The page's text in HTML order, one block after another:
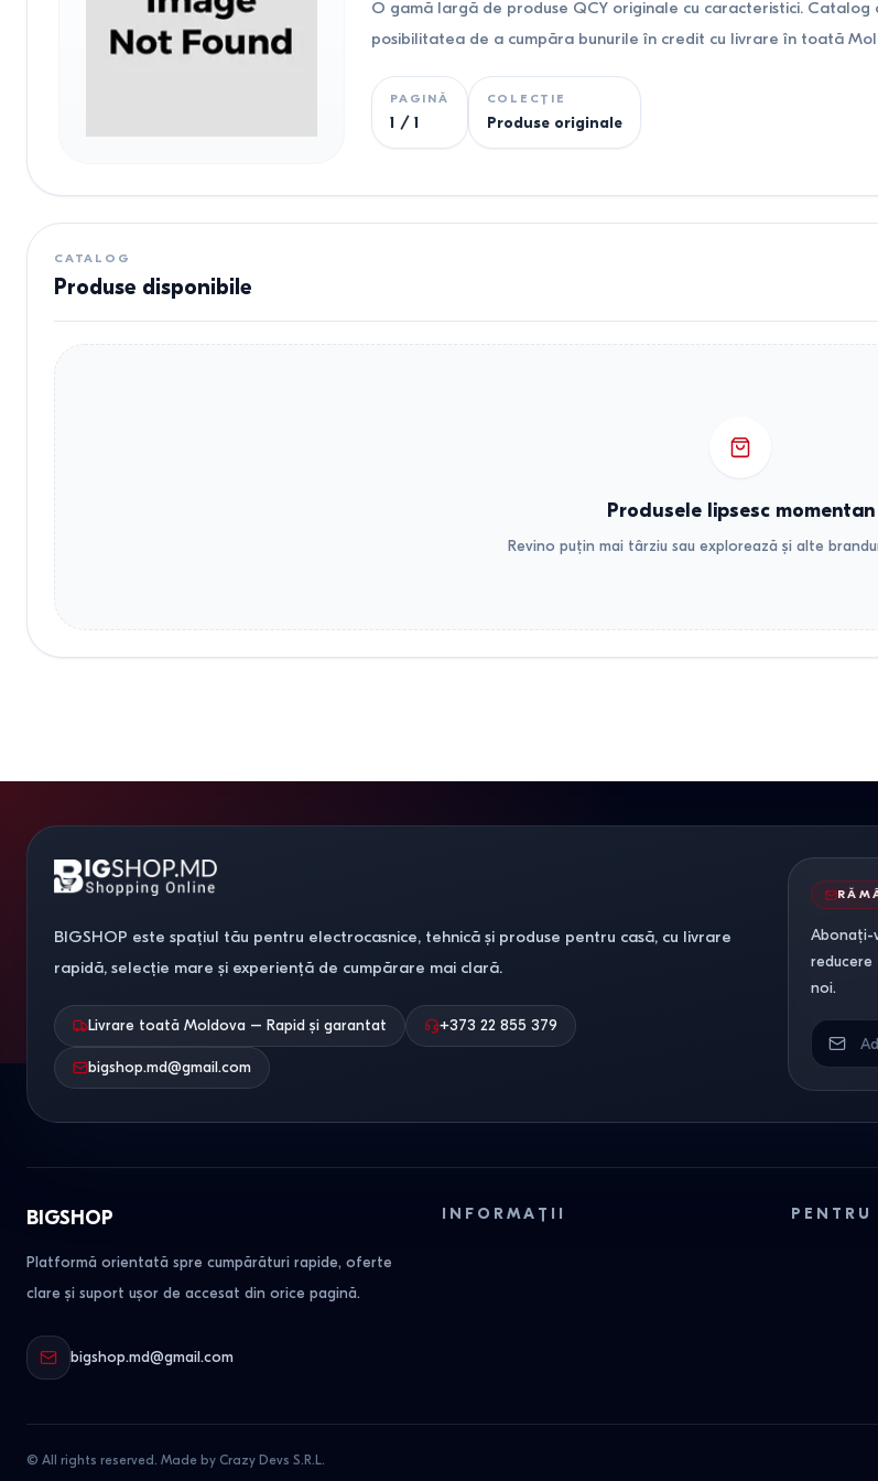
O gamă largă de produse QCY originale cu caracteristici.
posibilitatea de a cumpăra bunurile în credit cu livrare în toată
PAGINĂ
1 / 1
COLECȚIE
Produse originale
CATALOG
Produse disponibile
Produsele lipsesc momentan
Revino puțin mai târziu sau explorează și alte
BIGSHOP este spațiul tău pentru electrocasnice, tehnică și produse pentru casă, cu livrare
rapidă, selecție mare și experiență de cumpărare mai clară.
Livrare toată Moldova – Rapid și garantat +373 22 855 379
bigshop.md@gmail.com
Abonați-
reducere
noi.
BIGSHOP
Platformă orientată spre cumpărături rapide, oferte
clare și suport ușor de accesat din orice pagină.
bigshop.md@gmail.com
INFORMAȚII
© All rights reserved. Made by Crazy Devs S.R.L.